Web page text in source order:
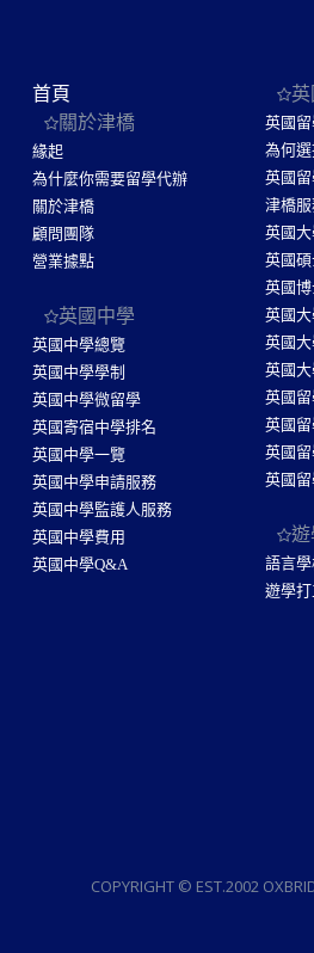
首頁
關於津橋
緣起
為什麼你需要留學代辦
關於津橋
顧問團隊
營業據點
英國中學
英國中學總覽
英國中學學制
英國中學微留學
英國寄宿中學排名
英國中學一覽
英國中學申請服務
英國中學監護人服務
英國中學費用
英國中學Q&A
英
英國
為何
英國
津橋
英國
英國
英國
英國
英國
英國
英國留
英國
英國
英國
遊
語言學
遊學打
COPYRIGHT © EST.2002